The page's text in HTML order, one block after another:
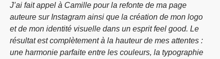
J’ai fait appel à Camille pour la refonte de ma page
auteure sur Instagram ainsi que la création de mon logo
et de mon identité visuelle dans un esprit feel good. Le
résultat est complètement à la hauteur de mes attentes :
une harmonie parfaite entre les couleurs, la typographie